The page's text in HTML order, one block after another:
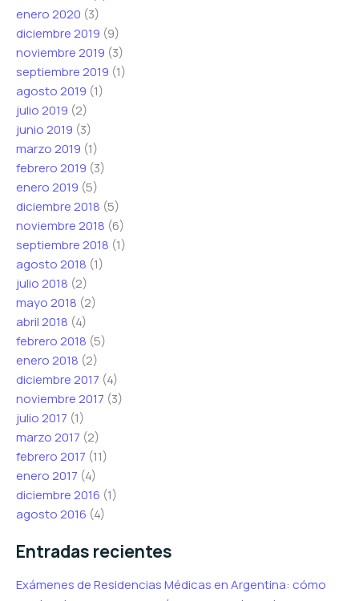
enero 2020 (3)
diciembre 2019 (9)
noviembre 2019 (3)
septiembre 2019 (1)
agosto 2019 (1)
julio 2019 (2)
junio 2019 (3)
marzo 2019 (1)
febrero 2019 (3)
enero 2019 (5)
diciembre 2018 (5)
noviembre 2018 (6)
septiembre 2018 (1)
agosto 2018 (1)
julio 2018 (2)
mayo 2018 (2)
abril 2018 (4)
febrero 2018 (5)
enero 2018 (2)
diciembre 2017 (4)
noviembre 2017 (3)
julio 2017 (1)
marzo 2017 (2)
febrero 2017 (11)
enero 2017 (4)
diciembre 2016 (1)
agosto 2016 (4)
Entradas recientes
Exámenes de Residencias Médicas en Argentina: cómo